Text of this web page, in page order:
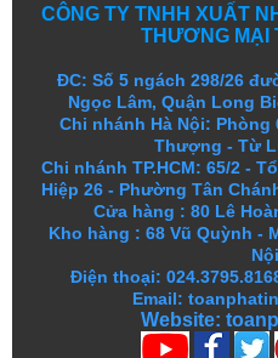
CÔNG TY TNHH XUẤT
THƯƠNG MẠI
ĐC: Số 5 ngách 298/26
Ngọc Lâm, Quận Long
Chi nhánh Hà Nội: Phòng
Thượng - Từ
Chi nhánh TP.HCM: 65/2 -
Hiệp 26 - Phường Tân
Cửa hàng : 80 Lê
Kho hàng :68 Vũ Quỳnh -
Nội
Điện thoại:
Email:
Website: